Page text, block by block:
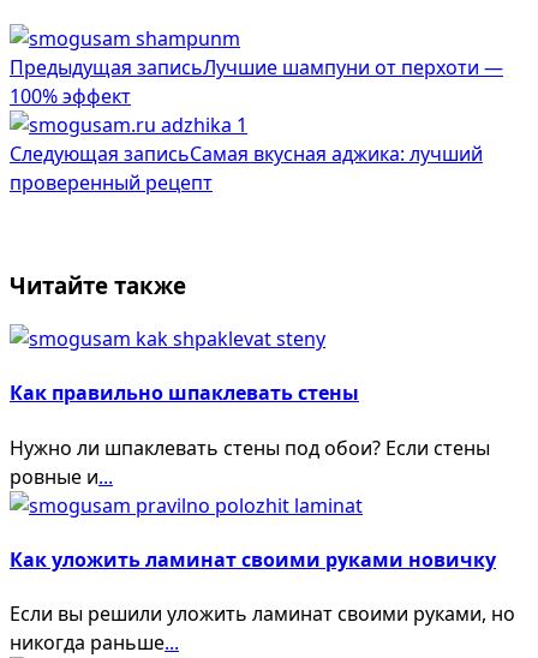
<span
class="nav-
subtitle
screen-
Предыдущая записьЛучшие шампуни от перхоти —
100% эффект
Следующая записьСамая вкусная аджика: лучший
проверенный рецепт
Читайте также
Как правильно шпаклевать стены
Нужно ли шпаклевать стены под обои? Если стены
ровные и...
Как уложить ламинат своими руками новичку
Если вы решили уложить ламинат своими руками, но
никогда раньше...